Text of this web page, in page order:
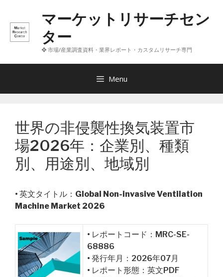
へ
マーケットリサーチセン
ター
❖ 市場/産業調査資料・業界レポート・カスタムリサーチ専門
Menu
世界の非侵襲性換気装置市
場2026年：企業別、種類
別、用途別、地域別
• 英文タイトル： Global Non-invasive Ventilation
Machine Market 2026
• レポートコード：MRC-SE-
68886
• 発行年月：2026年07月
• レポート形態：英文PDF